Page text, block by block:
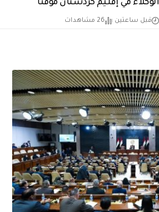
الوكلاء في إقليم كردستان مؤقتًا
قبل ساعتين 26 مشاهدات